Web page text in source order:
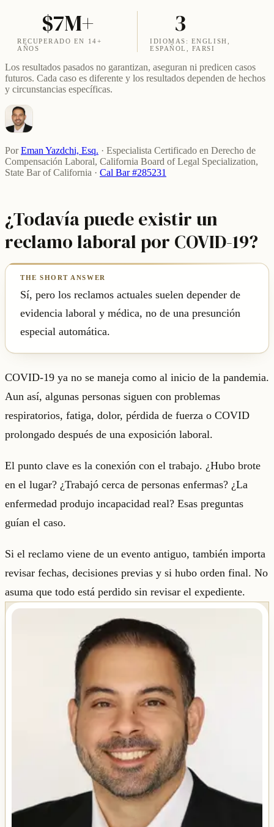
$7M+
RECUPERADO EN 14+
AÑOS
3
IDIOMAS: ENGLISH,
ESPAÑOL, FARSI
Los resultados pasados no garantizan, aseguran ni predicen casos
futuros. Cada caso es diferente y los resultados dependen de hechos
y circunstancias específicas.
Por Eman Yazdchi, Esq. · Especialista Certificado en Derecho de
Compensación Laboral, California Board of Legal Specialization,
State Bar of California · Cal Bar #285231
¿Todavía puede existir un
reclamo laboral por COVID-19?
Sí, pero los reclamos actuales suelen depender de
evidencia laboral y médica, no de una presunción
especial automática.
COVID-19 ya no se maneja como al inicio de la pandemia.
Aun así, algunas personas siguen con problemas
respiratorios, fatiga, dolor, pérdida de fuerza o COVID
prolongado después de una exposición laboral.
El punto clave es la conexión con el trabajo. ¿Hubo brote
en el lugar? ¿Trabajó cerca de personas enfermas? ¿La
enfermedad produjo incapacidad real? Esas preguntas
guían el caso.
Si el reclamo viene de un evento antiguo, también importa
revisar fechas, decisiones previas y si hubo orden final. No
asuma que todo está perdido sin revisar el expediente.